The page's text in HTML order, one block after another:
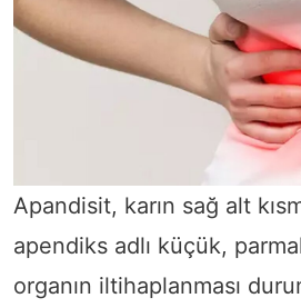
Apandisit, karın sağ alt
apendiks adlı küçük,
organın iltihaplanması